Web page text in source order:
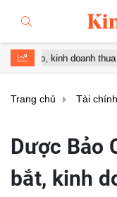
doanh thua lỗ
Trang chủ Tài
Dược Bảo
bắt, kinh